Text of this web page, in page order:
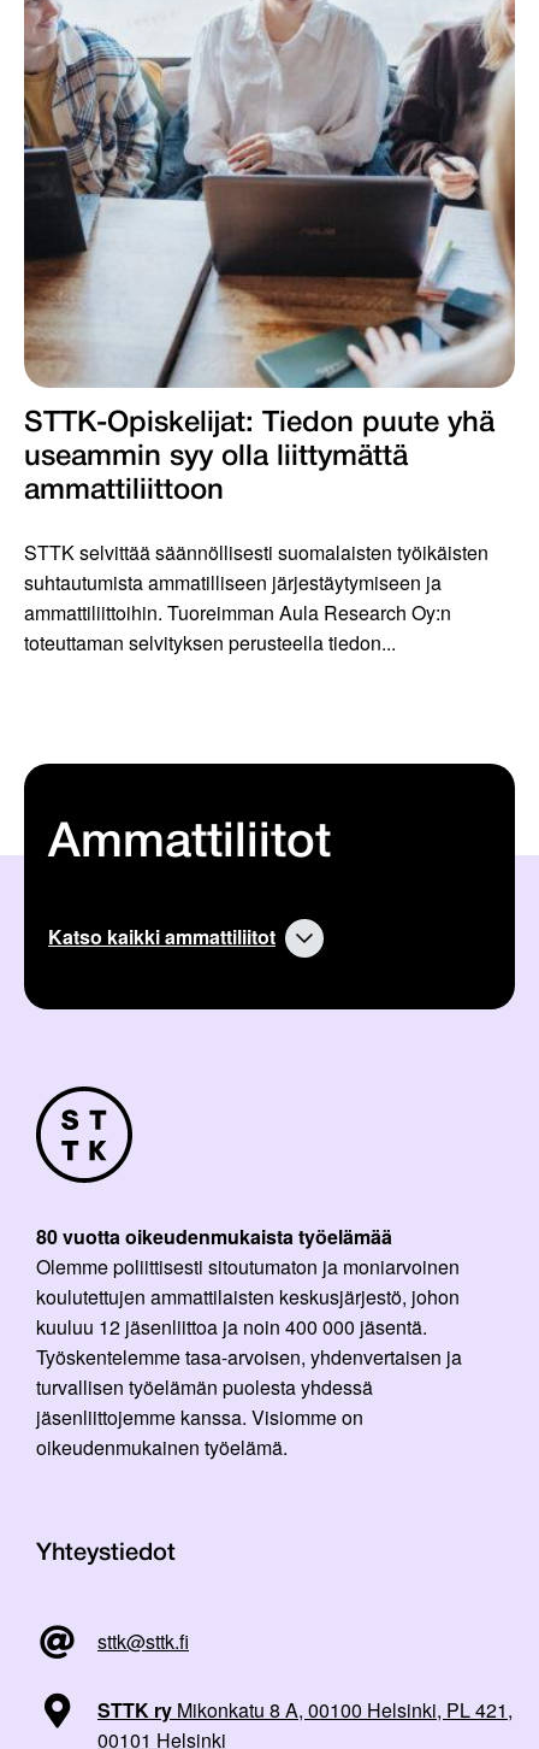
STTK-Opiskelijat: Tiedon puute yhä
useammin syy olla liittymättä
ammattiliittoon
STTK selvittää säännöllisesti suomalaisten työikäisten
suhtautumista ammatilliseen järjestäytymiseen ja
ammattiliittoihin. Tuoreimman Aula Research Oy:n
toteuttaman selvityksen perusteella tiedon...
Ammattiliitot
Katso kaikki ammattiliitot
80 vuotta oikeudenmukaista työelämää
Olemme poliittisesti sitoutumaton ja moniarvoinen
koulutettujen ammattilaisten keskusjärjestö, johon
kuuluu 12 jäsenliittoa ja noin 400 000 jäsentä.
Työskentelemme tasa-arvoisen, yhdenvertaisen ja
turvallisen työelämän puolesta yhdessä
jäsenliittojemme kanssa. Visiomme on
oikeudenmukainen työelämä.
Yhteystiedot
sttk@sttk.fi
STTK ry Mikonkatu 8 A, 00100 Helsinki, PL 421,
00101 Helsinki